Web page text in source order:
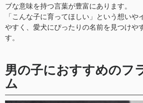
ブな意味を持つ言葉が豊富にあります。
「こんな子に育ってほしい」という想いや
やすく、愛犬にぴったりの名前を見つけや
す。
男の子におすすめのフ
ム